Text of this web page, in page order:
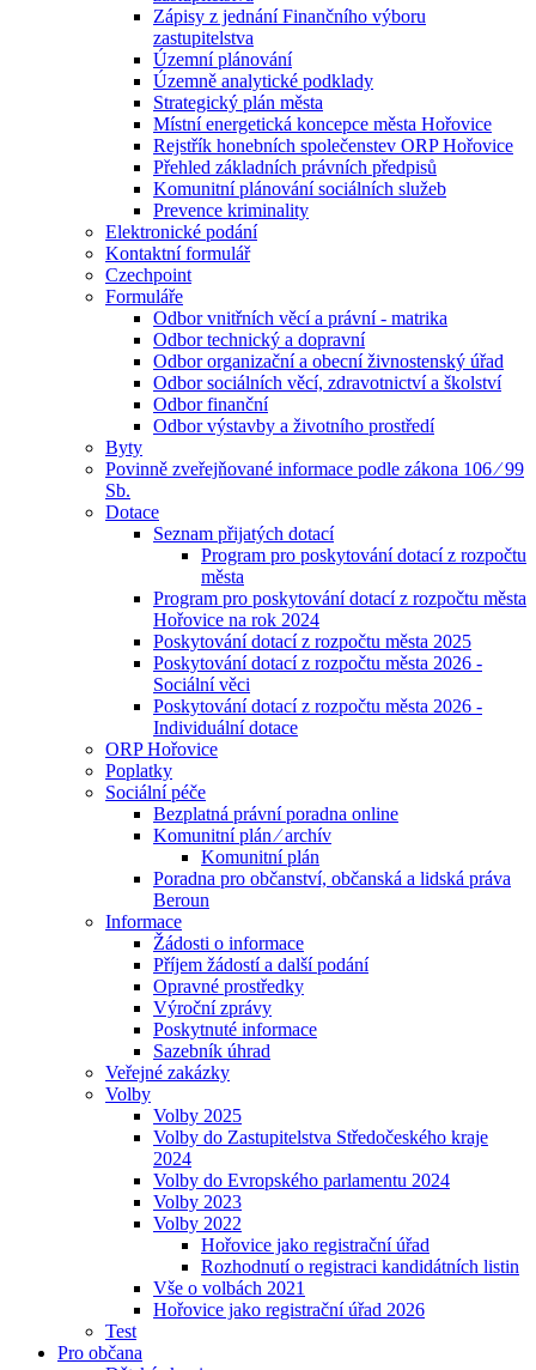
Zápisy z jednání Finančního výboru
zastupitelstva
Územní plánování
Územně analytické podklady
Strategický plán města
Místní energetická koncepce města Hořovice
Rejstřík honebních společenstev ORP Hořovice
Přehled základních právních předpisů
Komunitní plánování sociálních služeb
Prevence kriminality
Elektronické podání
Kontaktní formulář
Czechpoint
Formuláře
Odbor vnitřních věcí a právní - matrika
Odbor technický a dopravní
Odbor organizační a obecní živnostenský úřad
Odbor sociálních věcí, zdravotnictví a školství
Odbor finanční
Odbor výstavby a životního prostředí
Byty
Povinně zveřejňované informace podle zákona 106 ⁄ 99
Sb.
Dotace
Seznam přijatých dotací
Program pro poskytování dotací z rozpočtu
města
Program pro poskytování dotací z rozpočtu města
Hořovice na rok 2024
Poskytování dotací z rozpočtu města 2025
Poskytování dotací z rozpočtu města 2026 -
Sociální věci
Poskytování dotací z rozpočtu města 2026 -
Individuální dotace
ORP Hořovice
Poplatky
Sociální péče
Bezplatná právní poradna online
Komunitní plán ⁄ archív
Komunitní plán
Poradna pro občanství, občanská a lidská práva
Beroun
Informace
Žádosti o informace
Příjem žádostí a další podání
Opravné prostředky
Výroční zprávy
Poskytnuté informace
Sazebník úhrad
Veřejné zakázky
Volby
Volby 2025
Volby do Zastupitelstva Středočeského kraje
2024
Volby do Evropského parlamentu 2024
Volby 2023
Volby 2022
Hořovice jako registrační úřad
Rozhodnutí o registraci kandidátních listin
Vše o volbách 2021
Hořovice jako registrační úřad 2026
Test
Pro občana